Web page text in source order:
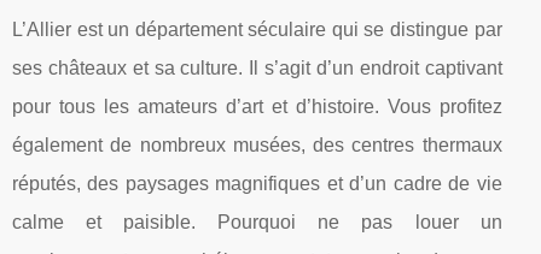
L’Allier est un département séculaire qui se distingue par
ses châteaux et sa culture. Il s’agit d’un endroit captivant
pour tous les amateurs d’art et d’histoire. Vous profitez
également de nombreux musées, des centres thermaux
réputés, des paysages magnifiques et d’un cadre de vie
calme et paisible. Pourquoi ne pas louer un